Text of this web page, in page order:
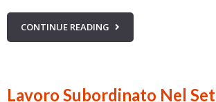
CONTINUE READING
Lavoro Subordinato Nel